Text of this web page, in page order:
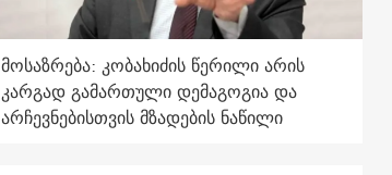
მოსაზრება: კობახიძის წერილი არის
კარგად გამართული დემაგოგია და
არჩევნებისთვის მზადების ნაწილი